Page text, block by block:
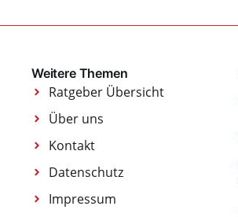
Weitere Themen
Ratgeber Übersicht
Über uns
Kontakt
Datenschutz
Impressum